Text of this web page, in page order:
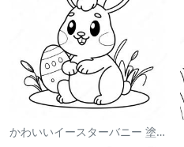
かわいいイースターバニー 塗り絵